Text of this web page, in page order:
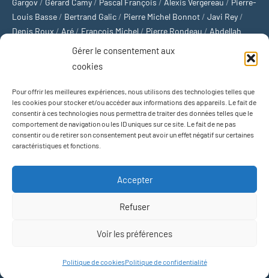
Gérer le consentement aux
cookies
Pour offrir les meilleures expériences, nous utilisons des technologies telles que
les cookies pour stocker et/ou accéder aux informations des appareils. Le fait de
consentir à ces technologies nous permettra de traiter des données telles que le
comportement de navigation ou les ID uniques sur ce site. Le fait de ne pas
consentir ou de retirer son consentement peut avoir un effet négatif sur certaines
caractéristiques et fonctions.
Accepter
Refuser
Voir les préférences
Politique de cookiesPolitique de confidentialité
Louis Basse / Bertrand Galic / Pierre Michel Bonnot / Javi Rey /
Denis Roux / Aré / François Michel / Pierre Rondeau / Abdellah
Michaël Delépine
Football/ Cyclisme/Tous les sports/Jeux olympiques/Rugby/
Basket-ball/Sports US/Boxe/Tennis/Bateaux/Formule 1/
Moto/Natation/Sports d'hiver/Marathon/Trail/Automobile
Baseball/Golf/Athlétisme
Football gaélique
Sports de combat
Thème WordPress : Occasio par ThemeZee.